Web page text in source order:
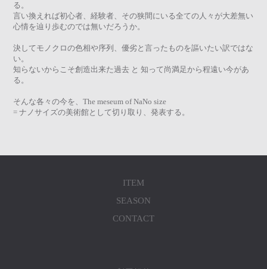
る。
言い換えれば初心者、経験者、その狭間にいる全ての人々が大差無い
心情を辿り歩むのでは無いだろうか。
決してモノクロの色相や序列、優劣と言ったものを謳いたい訳ではな
い。
知らないからこそ創造出来た過去 と 知って尚満足から程遠い今があ
る。
そんな各々の今を、The meseum of NaNo size
= ナノサイズの美術館として切り取り、発表する。
ITEM
SEASON
CONTACT